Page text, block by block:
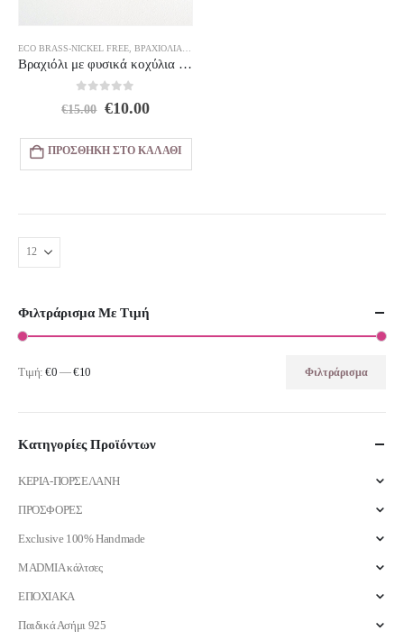
ECO BRASS-NICKEL FREE ΒΡΑΧΙΌΛΙΑ
Βραχιόλι με φυσικά κοχύλια μαύρα και μοτίφ αστερία
€15.00 Original
was:
€15.00.
€10.00Η
τιμή
είναι:
€10.00.
ΠΡΟΣΘΉΚΗ ΣΤΟ ΚΑΛΆΘΙ
Φιλτράρισμα Με Τιμή
Ελάχιστη
Μέγιστη
Φιλτράρισμα
Τιμή:€0 —€10
Κατηγορίες Προϊόντων
ΚΕΡΙΑ-ΠΟΡΣΕΛΑΝΗ
ΠΡΟΣΦΟΡΕΣ
Exclusive 100% Handmade
MADMIA κάλτσες
ΕΠΟΧΙΑΚΑ
Παιδικά Ασήμι 925